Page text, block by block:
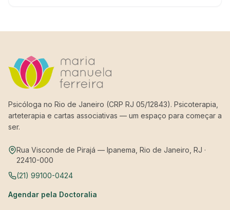
Psicóloga no Rio de Janeiro (CRP RJ 05/12843). Psicoterapia,
arteterapia e cartas associativas — um espaço para começar a
ser.
Rua Visconde de Pirajá — Ipanema, Rio de Janeiro, RJ ·
22410-000
(21) 99100-0424
Agendar pela Doctoralia